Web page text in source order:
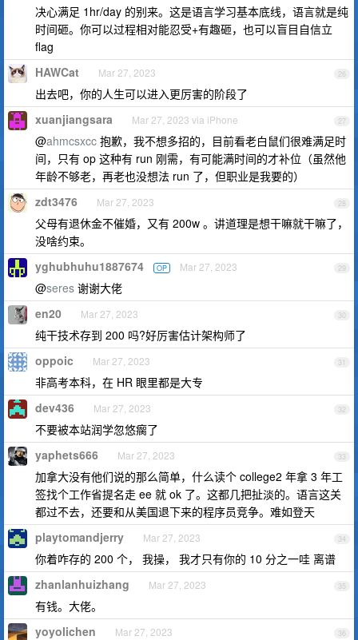
决心满足 1hr/day 的别来。这是语言学习基本底线，语言就是纯
时间砸。你可以过程相对能忍受+有趣砸，也可以盲目自信立
flag
26
HAWCat Mar 27, 2023
出去吧，你的人生可以进入更厉害的阶段了
27
xuanjiangsara Mar 27, 2023 via iPhone
@ahmcsxcc 抱歉，我不想多招的，目前看老白鼠们很难满足时
间，只有 op 这种有 run 刚需，有可能满时间的才补位（虽然他
年龄不够老，再老也没想法 run 了，但职业是我要的）
28
zdt3476 Mar 27, 2023
父母有退休金不催婚，又有 200w 。讲道理是想干嘛就干嘛了，
没啥约束。
29
yghubhuhu1887674 OP Mar 27, 2023
@seres 谢谢大佬
30
en20 Mar 27, 2023
纯干技术存到 200 吗?好厉害估计架构师了
31
oppoic Mar 27, 2023
非高考本科，在 HR 眼里都是大专
32
dev436 Mar 27, 2023
不要被本站润学忽悠瘸了
33
yaphets666 Mar 27, 2023
加拿大没有他们说的那么简单，什么读个 college2 年拿 3 年工
签找个工作省提名走 ee 就 ok 了。这都几把扯淡的。语言这关
都过不去，还要和从美国退下来的程序员竞争。难如登天
34
playtomandjerry Mar 27, 2023
你着咋存的 200 个， 我操， 我才只有你的 10 分之一哇 离谱
35
zhanlanhuizhang Mar 27, 2023
有钱。大佬。
36
yoyolichen Mar 27, 2023